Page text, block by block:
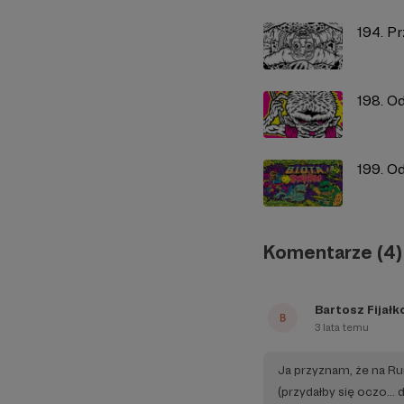
194.
198.
199.
Komentarze (4)
Bartosz
3 lata temu
Ja przyznam, że na
(przydałby się oczo...